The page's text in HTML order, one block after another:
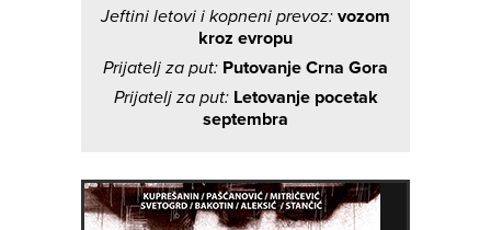
Jeftini letovi i kopneni prevoz: vozom
kroz evropu
Prijatelj za put: Putovanje Crna Gora
Prijatelj za put: Letovanje pocetak
septembra